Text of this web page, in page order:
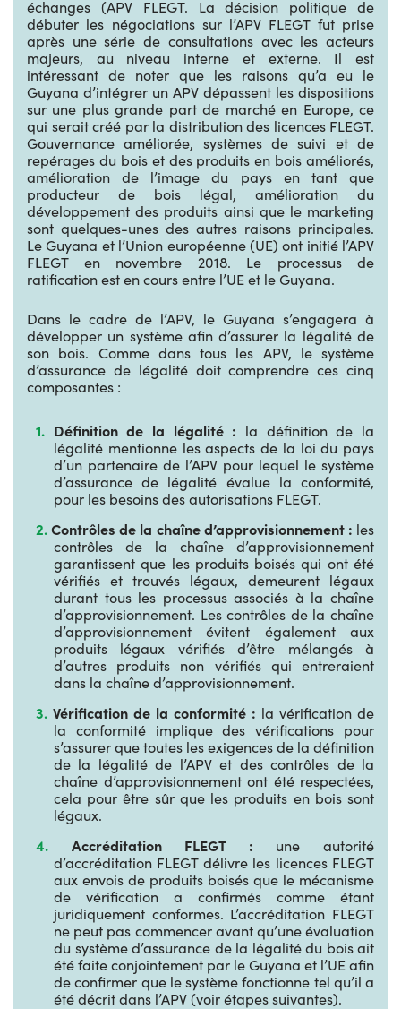
échanges (APV FLEGT. La décision politique de
débuter les négociations sur l’APV FLEGT fut prise
après une série de consultations avec les acteurs
majeurs, au niveau interne et externe. Il est
intéressant de noter que les raisons qu’a eu le
Guyana d’intégrer un APV dépassent les dispositions
sur une plus grande part de marché en Europe, ce
qui serait créé par la distribution des licences FLEGT.
Gouvernance améliorée, systèmes de suivi et de
repérages du bois et des produits en bois améliorés,
amélioration de l’image du pays en tant que
producteur de bois légal, amélioration du
développement des produits ainsi que le marketing
sont quelques-unes des autres raisons principales.
Le Guyana et l’Union européenne (UE) ont initié l’APV
FLEGT en novembre 2018. Le processus de
ratification est en cours entre l’UE et le Guyana.
Dans le cadre de l’APV, le Guyana s’engagera à
développer un système afin d’assurer la légalité de
son bois. Comme dans tous les APV, le système
d’assurance de légalité doit comprendre ces cinq
composantes :
Définition de la légalité : la définition de la
légalité mentionne les aspects de la loi du pays
d’un partenaire de l’APV pour lequel le système
d’assurance de légalité évalue la conformité,
pour les besoins des autorisations FLEGT.
Contrôles de la chaîne d’approvisionnement : les
contrôles de la chaîne d’approvisionnement
garantissent que les produits boisés qui ont été
vérifiés et trouvés légaux, demeurent légaux
durant tous les processus associés à la chaîne
d’approvisionnement. Les contrôles de la chaîne
d’approvisionnement évitent également aux
produits légaux vérifiés d’être mélangés à
d’autres produits non vérifiés qui entreraient
dans la chaîne d’approvisionnement.
Vérification de la conformité : la vérification de
la conformité implique des vérifications pour
s’assurer que toutes les exigences de la définition
de la légalité de l’APV et des contrôles de la
chaîne d’approvisionnement ont été respectées,
cela pour être sûr que les produits en bois sont
légaux.
Accréditation FLEGT : une autorité
d’accréditation FLEGT délivre les licences FLEGT
aux envois de produits boisés que le mécanisme
de vérification a confirmés comme étant
juridiquement conformes. L’accréditation FLEGT
ne peut pas commencer avant qu’une évaluation
du système d’assurance de la légalité du bois ait
été faite conjointement par le Guyana et l’UE afin
de confirmer que le système fonctionne tel qu’il a
été décrit dans l’APV (voir étapes suivantes).